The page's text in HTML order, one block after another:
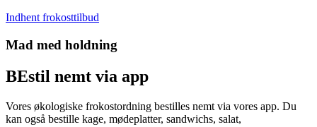
Indhent frokosttilbud
Mad med holdning
BEstil nemt via app
Vores økologiske frokostordning bestilles nemt via vores app. Du
kan også bestille kage, mødeplatter, sandwichs, salat,